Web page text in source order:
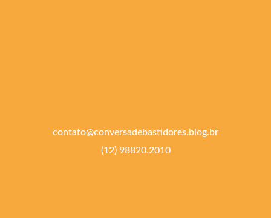
contato@conversadebastidores.blog.br
(12) 98820.2010